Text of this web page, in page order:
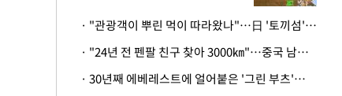
· "관광객이 뿌린 먹이 따라왔나"…日 '토끼섬' 멧돼지, 토끼까지 사냥
· "24년 전 펜팔 친구 찾아 3000㎞"…중국 남성 사연에 '뭉클'
· 30년째 에베레스트에 얼어붙은 '그린 부츠'…드디어 가족 품으로